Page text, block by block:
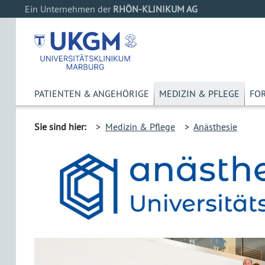
Ein Unternehmen der RHÖN-KLINIKUM AG
PATIENTEN & ANGEHÖRIGE MEDIZIN & PFLEGE
Sie sind hier: > Medizin & Pflege > Anästhesie